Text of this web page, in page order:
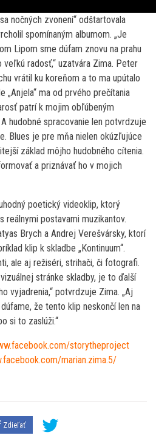
nočných zvonení“ odštartovala
spomínaným albumom. „Je
Lipom sme dúfam znovu na prahu
radosť,“ uzatvára Zima. Peter
vrátil ku koreňom a to ma upútalo
„Anjela“ ma od prvého prečítania
patrí k mojim obľúbeným
hudobné spracovanie len potvrdzuje
Blues je pre mňa nielen okúzľujúce
základ môjho hudobného cítenia.
a priznávať ho v mojich
poetický videoklip, ktorý
reálnymi postavami muzikantov.
Brych a Andrej Verešvársky, ktorí
klip k skladbe „Kontinuum“.
ale aj režiséri, strihači, či fotografi.
stránke skladby, je to ďalší
vyjadrenia,“ potvrdzuje Zima. „Aj
že tento klip neskončí len na
si to zaslúži.“
storytheproject
marian.zima.5/
Zdieľať